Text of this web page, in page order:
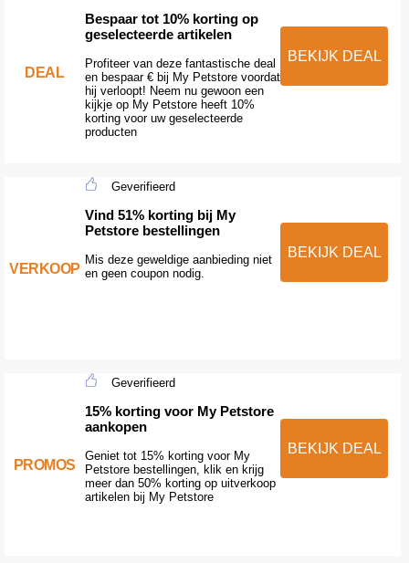
DEAL
Bespaar tot 10% korting op
geselecteerde artikelen
Profiteer van deze fantastische deal
en bespaar € bij My Petstore voordat
hij verloopt! Neem nu gewoon een
kijkje op My Petstore heeft 10%
korting voor uw geselecteerde
producten
BEKIJK DEAL
VERKOOP
Geverifieerd
Vind 51% korting bij My
Petstore bestellingen
Mis deze geweldige aanbieding niet
en geen coupon nodig.
BEKIJK DEAL
PROMOS
Geverifieerd
15% korting voor My Petstore
aankopen
Geniet tot 15% korting voor My
Petstore bestellingen, klik en krijg
meer dan 50% korting op uitverkoop
artikelen bij My Petstore
BEKIJK DEAL